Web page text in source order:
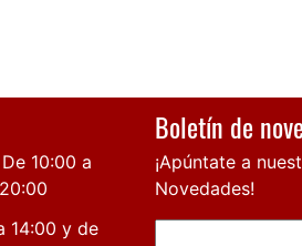
10:00 a
14:00 y de
Boletín de
¡Apúntate a
Novedades!